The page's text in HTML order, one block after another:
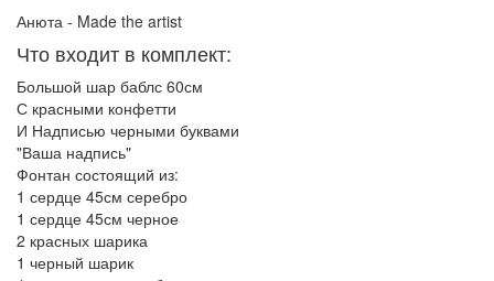
Анюта - Made the artist
Что входит в комплект:
Большой шар баблс 60см
С красными конфетти
И Надписью черными буквами
"Ваша надпись"
Фонтан состоящий из:
1 сердце 45см серебро
1 сердце 45см черное
2 красных шарика
1 черный шарик